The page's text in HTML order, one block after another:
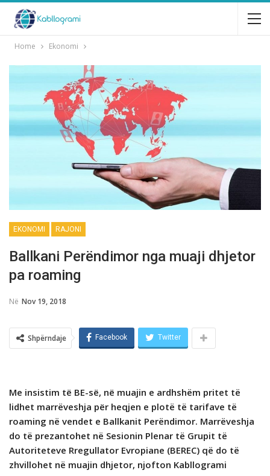
Home Ekonomi
EKONOMI RAJONI
Ballkani Perëndimor nga muaji dhjetor
pa roaming
Në Nov 19, 2018
Shpërndaje Facebook Twitter
Me insistim tё BE-sё, nё muajin e ardhshëm pritet të
lidhet marrëveshja pёr heqjen e plotë të tarifave të
roaming në vendet e Ballkanit Perëndimor. Marrëveshja
do të prezantohet në Sesionin Plenar të Grupit të
Autoriteteve Rregullator Evropiane (BEREC) që do të
zhvillohet në muajin dhjetor, njofton Kabllogrami